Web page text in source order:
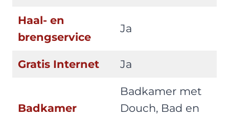
Haal- en
brengservice
Ja
Gratis Internet Ja
Badkamer
Badkamer met
Douch, Bad en